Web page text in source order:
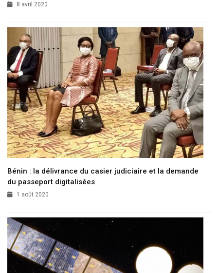
8 avril 2020
Bénin : la délivrance du casier judiciaire et la demande
du passeport digitalisées
1 août 2020